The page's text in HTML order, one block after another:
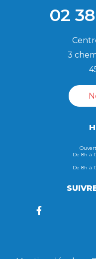
02
3
De 8h à
De 8h à